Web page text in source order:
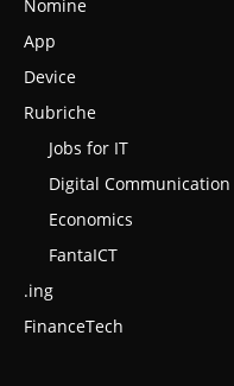
Nomine
App
Device
Rubriche
Jobs for IT
Digital Communication
Economics
FantaICT
.ing
FinanceTech